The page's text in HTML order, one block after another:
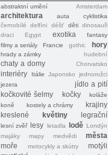
abstraktní umění Amsterdam
architektura auta
cyklistika
černobílé
delfíni déšť děti dinosauři
draci
Egypt exotika
fantasy
filmy a seriály
Francie gothic hory
hrady a zámky hudební
chaty a domy Chorvatsko
interiéry Itálie Japonsko
jednorožci
jezera
jídlo a pití
kočkovité šelmy
kočky
koláže
koně
kostely a chrámy
krajiny
kreslené
květiny legrační
lesní zvěř lesy letadla lodě Londýn
majáky
mapy medvědi
města
moře
motocykly a skútry
motýli